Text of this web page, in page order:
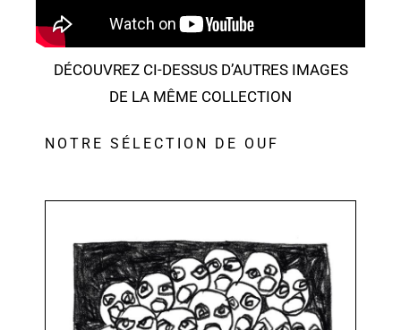
DÉCOUVREZ CI-DESSUS D’AUTRES IMAGES
DE LA MÊME COLLECTION
NOTRE SÉLECTION DE OUF